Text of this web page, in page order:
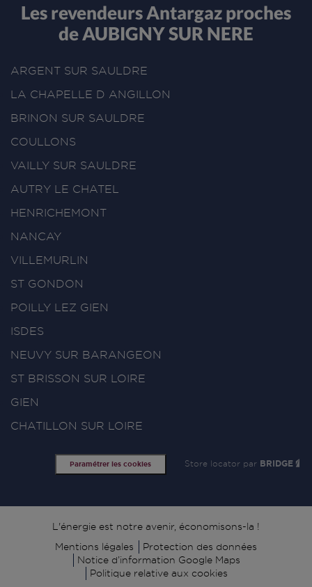
Les revendeurs Antargaz proches
de AUBIGNY SUR NERE
ARGENT SUR SAULDRE
LA CHAPELLE D ANGILLON
BRINON SUR SAULDRE
COULLONS
VAILLY SUR SAULDRE
AUTRY LE CHATEL
HENRICHEMONT
NANCAY
VILLEMURLIN
ST GONDON
POILLY LEZ GIEN
ISDES
NEUVY SUR BARANGEON
ST BRISSON SUR LOIRE
GIEN
CHATILLON SUR LOIRE
Paramétrer les cookies Store locator par BRIDGE
Signature
L'énergie est notre avenir, économisons-la !
Mentions légales
Protection des données
Notice d’information Google Maps
Politique relative aux cookies